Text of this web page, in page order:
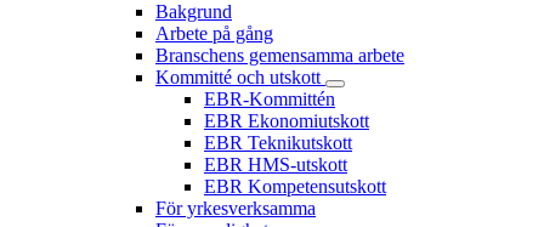
Bakgrund
Arbete på gång
Branschens gemensamma arbete
Kommitté och utskott
EBR-Kommittén
EBR Ekonomiutskott
EBR Teknikutskott
EBR HMS-utskott
EBR Kompetensutskott
För yrkesverksamma